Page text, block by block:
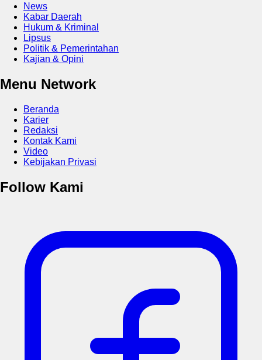
News
Kabar Daerah
Hukum & Kriminal
Lipsus
Politik & Pemerintahan
Kajian & Opini
Menu Network
Beranda
Karier
Redaksi
Kontak Kami
Video
Kebijakan Privasi
Follow Kami